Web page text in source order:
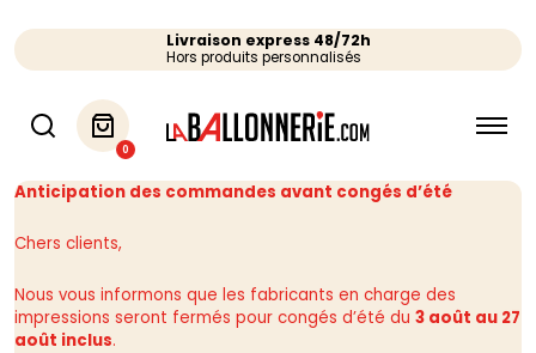
Livraison express 48/72h
Hors produits personnalisés
0
Anticipation des commandes avant congés d’été
Chers clients,
Nous vous informons que les fabricants en charge des
impressions seront fermés pour congés d’été du 3 août au 27
août inclus.